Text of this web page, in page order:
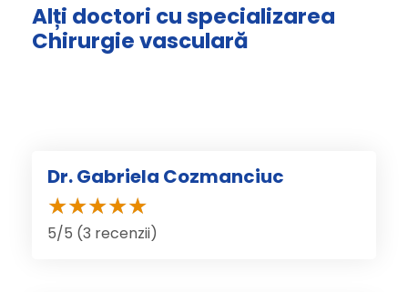
Alți doctori cu specializarea
Chirurgie vasculară
Dr. Gabriela Cozmanciuc
5/5 (3 recenzii)